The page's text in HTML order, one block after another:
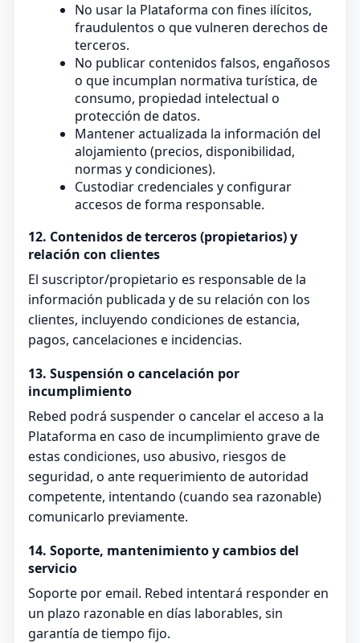
No usar la Plataforma con fines ilícitos,
fraudulentos o que vulneren derechos de
terceros.
No publicar contenidos falsos, engañosos
o que incumplan normativa turística, de
consumo, propiedad intelectual o
protección de datos.
Mantener actualizada la información del
alojamiento (precios, disponibilidad,
normas y condiciones).
Custodiar credenciales y configurar
accesos de forma responsable.
12. Contenidos de terceros (propietarios) y
relación con clientes
El suscriptor/propietario es responsable de la
información publicada y de su relación con los
clientes, incluyendo condiciones de estancia,
pagos, cancelaciones e incidencias.
13. Suspensión o cancelación por
incumplimiento
Rebed podrá suspender o cancelar el acceso a la
Plataforma en caso de incumplimiento grave de
estas condiciones, uso abusivo, riesgos de
seguridad, o ante requerimiento de autoridad
competente, intentando (cuando sea razonable)
comunicarlo previamente.
14. Soporte, mantenimiento y cambios del
servicio
Soporte por email. Rebed intentará responder en
un plazo razonable en días laborables, sin
garantía de tiempo fijo.